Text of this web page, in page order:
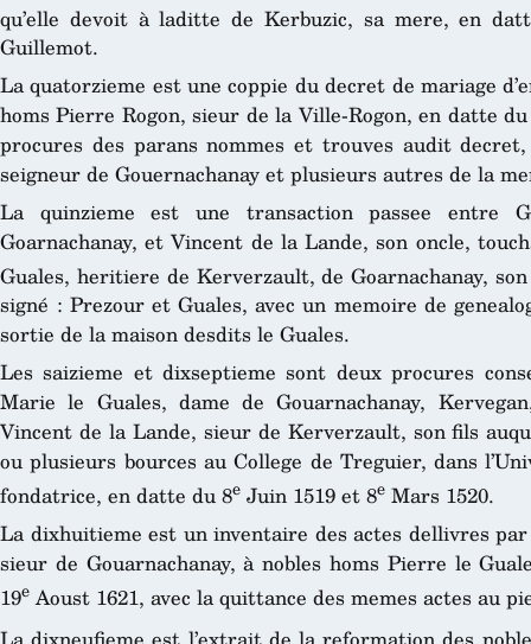
qu’elle devoit à laditte de Kerbuzic, sa mere, en
Guillemot.
La quatorzieme est une coppie du decret de mariage
homs Pierre Rogon, sieur de la Ville-Rogon, en datte
procures des parans nommes et trouves audit
seigneur de Gouernachanay et plusieurs autres de la
La quinzieme est une transaction passee entre
Goarnachanay, et Vincent de la Lande, son oncle,
Guales, heritiere de Kerverzault, de Goarnachanay,
signé : Prezour et Guales, avec un memoire de
sortie de la maison desdits le Guales.
Les saizieme et dixseptieme sont deux procures
Marie le Guales, dame de Gouarnachanay,
Vincent de la Lande, sieur de Kerverzault, son fils
ou plusieurs bources au College de Treguier, dans
fondatrice, en datte du 8e Juin 1519 et 8e Mars 1520.
La dixhuitieme est un inventaire des actes dellivres
sieur de Gouarnachanay, à nobles homs Pierre le
19eAoust 1621, avec la quittance des memes actes au